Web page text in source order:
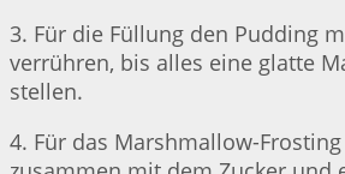
3. Für die Füllung den Pudding
verrühren, bis alles eine glatte
stellen.
4. Für das Marshmallow-